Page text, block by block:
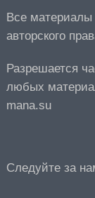
Все материалы
авторского
Разрешается
любых
mana.su
Следуйте за